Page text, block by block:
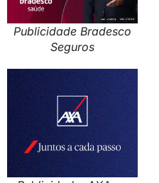
Publicidade Bradesco
Seguros